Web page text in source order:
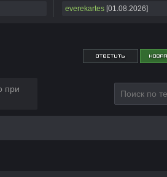
everekartes [01.08.2026]
при